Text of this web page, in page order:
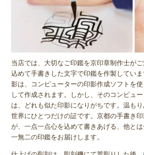
当店では、大切なご印鑑を京印章制作士が
込めて手書きした文字で印鑑を作製してい
影は、コンピューターの印影作成ソフトを
して作成されます。しかし、そのコンピュ
は、どれも似た印影になりがちです。温も
世界にひとつだけの証です。京都の手書
が、一点一点心を込めて書きあげる、他と
一無二の印鑑をお届けします。